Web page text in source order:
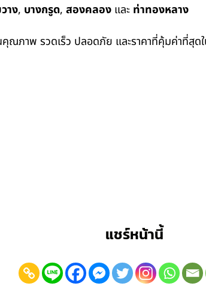
าง, บางกรูด, สองคลอง และ ท่าทองหลาง
คุณภาพ รวดเร็ว ปลอดภัย และราคาที่คุ้มค่าที่สุด
แชร์หน้านี้